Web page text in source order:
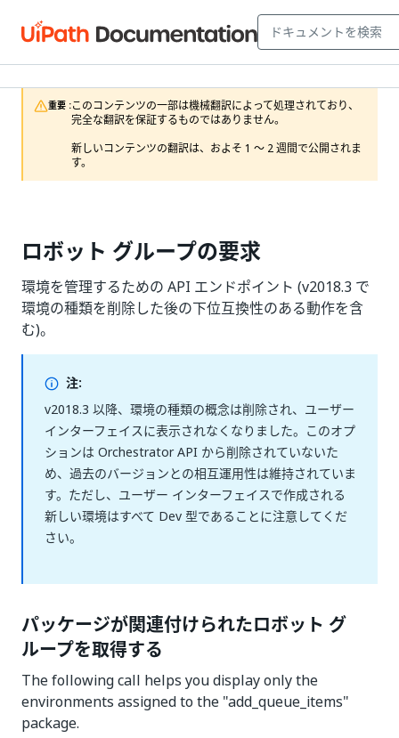
重要 :このコンテンツの一部は機械翻訳によって処理されており、
完全な翻訳を保証するものではありません。
新しいコンテンツの翻訳は、およそ 1 ～ 2 週間で公開されま
す。
ロボット グループの要求
環境を管理するための API エンドポイント (v2018.3 で
環境の種類を削除した後の下位互換性のある動作を含
む)。
注:
v2018.3 以降、環境の種類の概念は削除され、ユーザー
インターフェイスに表示されなくなりました。このオプ
ションは Orchestrator API から削除されていないた
め、過去のバージョンとの相互運用性は維持されていま
す。ただし、ユーザー インターフェイスで作成される
新しい環境はすべて Dev 型であることに注意してくだ
さい。
パッケージが関連付けられたロボット グ
ループを取得する
The following call helps you display only the
environments assigned to the "add_queue_items"
package.